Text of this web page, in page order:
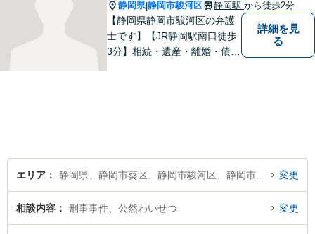
静岡県|静岡市駿河区 静岡駅 から徒歩2分
【静岡県静岡市駿河区の弁護
士です】【JR静岡駅南口徒歩
3分】相続・遺産・離婚・債務
い。
詳細を見
る
エリア 変更
相談内容 刑事事件、公然わいせつ 変更